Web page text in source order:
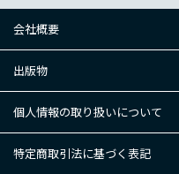
会社概要
出版物
個人情報の取り扱いについて
特定商取引法に基づく表記